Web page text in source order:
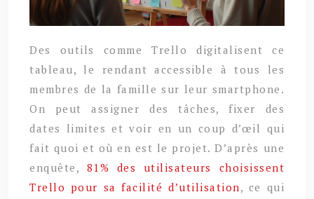
Des outils comme Trello digitalisent ce
tableau, le rendant accessible à tous les
membres de la famille sur leur smartphone.
On peut assigner des tâches, fixer des
dates limites et voir en un coup d’œil qui
fait quoi et où en est le projet. D’après une
enquête, 81% des utilisateurs choisissent
Trello pour sa facilité d’utilisation, ce qui